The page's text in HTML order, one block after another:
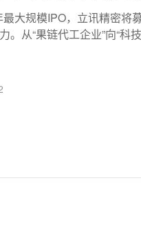
大规模IPO，立讯精密将
。从“果链代工企业”向“
盖AI算力基础环境的综合
年立讯精密